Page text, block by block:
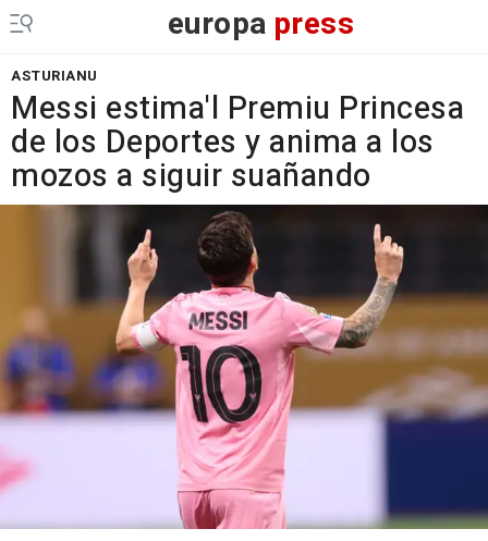
europa press
ASTURIANU
Messi estima'l Premiu Princesa
de los Deportes y anima a los
mozos a siguir suañando